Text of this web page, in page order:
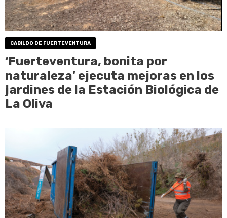
CABILDO DE FUERTEVENTURA
‘Fuerteventura, bonita por
naturaleza’ ejecuta mejoras en los
jardines de la Estación Biológica de
La Oliva